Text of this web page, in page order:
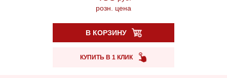
розн. цена
В КОРЗИНУ
КУПИТЬ В 1 КЛИК